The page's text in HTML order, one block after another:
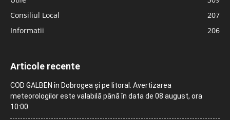
Consiliul Local
207
Informatii
206
Articole recente
COD GALBEN în Dobrogea și pe litoral. Avertizarea
meteorologilor este valabilă până în data de 08 august, ora
10:00